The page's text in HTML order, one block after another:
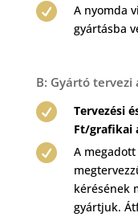

A nyomda
gyártásba
B: Gyártó tervezi

Tervezési
Ft/grafikai

A
kérésének
gyártjuk.